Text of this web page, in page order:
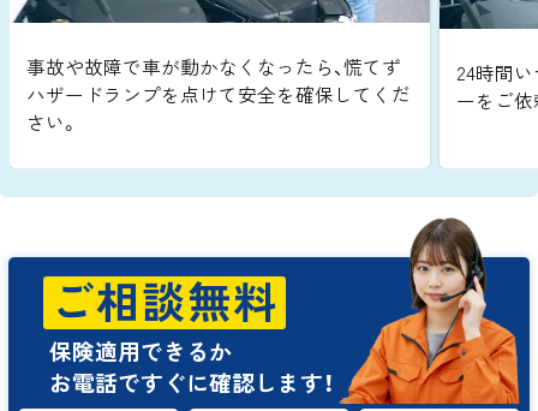
事故や故障で車が動かなくなったら、慌てず
ハザードランプを点けて安全を確保してくだ
さい。
24時間い
ーをご依
ご相談無料
保険適用できるか
お電話ですぐに確認します！